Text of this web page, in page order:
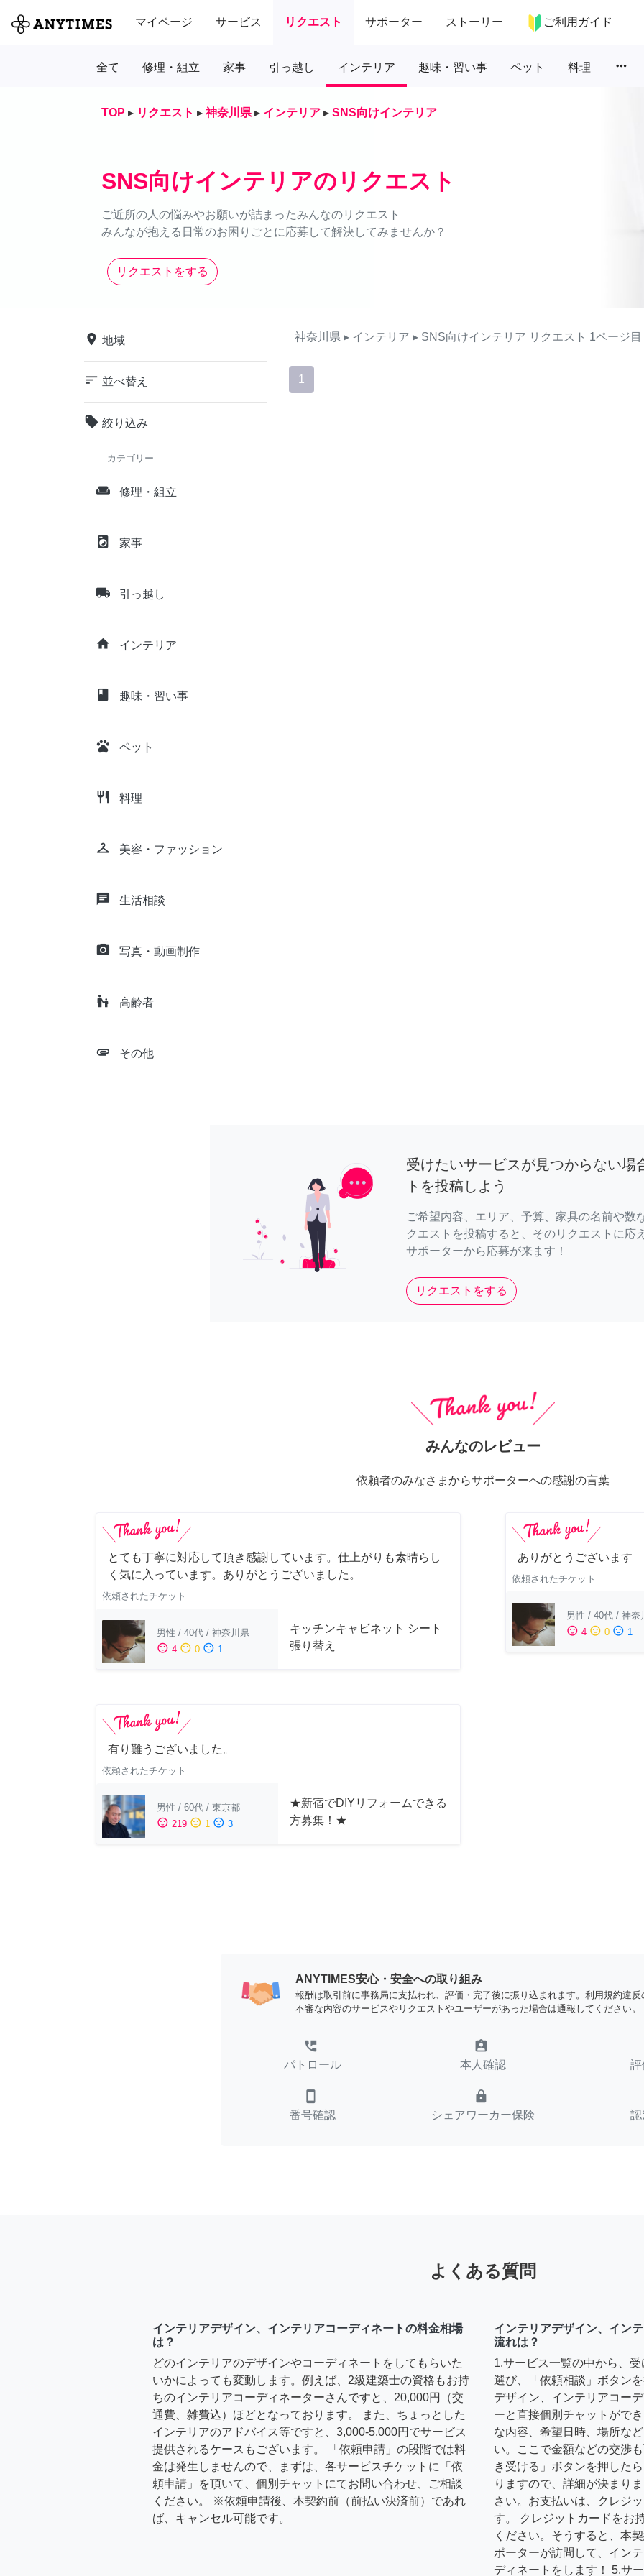
マイページ サービス リクエスト サポーター ストーリー ご利用ガイド
全て 修理・組立 家事 引っ越し インテリア 趣味・習い事 ペット 料理 more_horiz
TOP ▸ リクエスト ▸ 神奈川県 ▸ インテリア ▸ SNS向けインテリア
SNS向けインテリアのリクエスト
ご近所の人の悩みやお願いが詰まったみんなのリクエスト
みんなが抱える日常のお困りごとに応募して解決してみませんか？
リクエストをする
place 地域
sort 並べ替え
local_offer 絞り込み
カテゴリー
weekend 修理・組立
local_laundry_service 家事
local_shipping 引っ越し
home インテリア
class 趣味・習い事
pets ペット
restaurant 料理
checkroom 美容・ファッション
chat 生活相談
camera_alt 写真・動画制作
escalator_warning 高齢者
attachment その他
神奈川県 ▸ インテリア ▸ SNS向けインテリア リクエスト 1ページ目
1
受けたいサービスが見つからない場
トを投稿しよう
ご希望内容、エリア、予算、家具の名前や数
クエストを投稿すると、そのリクエストに応
サポーターから応募が来ます！
リクエストをする
みんなのレビュー
依頼者のみなさまからサポーターへの感謝の言葉
とても丁寧に対応して頂き感謝しています。仕上がりも素晴らし
く気に入っています。ありがとうございました。
依頼されたチケット
男性 / 40代 / 神奈川県
sentiment_satisfied 4 sentiment_neutral 0 sentiment_dissatisfied 1
キッチンキャビネット シート
張り替え
ありがとうございます
依頼されたチケット
男性 / 40代 / 神奈
sentiment_satisfied 4 sentiment_neutral 0 sentiment_dissatisfied 1
有り難うございました。
依頼されたチケット
男性 / 60代 / 東京都
sentiment_satisfied 219 sentiment_neutral 1 sentiment_dissatisfied 3
★新宿でDIYリフォームできる
方募集！★
ANYTIMES安心・安全への取り組み
報酬は取引前に事務局に支払われ、評価・完了後に振り込まれます。利用規約違反
不審な内容のサービスやリクエストやユーザーがあった場合は通報してください。
perm_phone_msg
パトロール
assignment_ind
本人確認
smartphone
番号確認
lock
シェアワーカー保険
よくある質問
インテリアデザイン、インテリアコーディネートの料金相場
は？
どのインテリアのデザインやコーディネートをしてもらいた
いかによっても変動します。例えば、2級建築士の資格もお持
ちのインテリアコーディネーターさんですと、20,000円（交
通費、雑費込）ほどとなっております。 また、ちょっとした
インテリアのアドバイス等ですと、3,000-5,000円でサービス
提供されるケースもございます。 「依頼申請」の段階では料
金は発生しませんので、まずは、各サービスチケットに「依
頼申請」を頂いて、個別チャットにてお問い合わせ、ご相談
ください。 ※依頼申請後、本契約前（前払い決済前）であれ
ば、キャンセル可能です。
インテリアデザイン、イン
流れは？
1.サービス一覧の中から、
選び、「依頼相談」ボタン
デザイン、インテリアコー
ーと直接個別チャットがで
な内容、希望日時、場所な
い。ここで金額などの交渉
き受ける」ボタンを押した
りますので、詳細が決まり
さい。お支払いは、クレジ
す。 クレジットカードをお
ください。そうすると、本
ポーターが訪問して、イン
ディネートをします！ 5.サ